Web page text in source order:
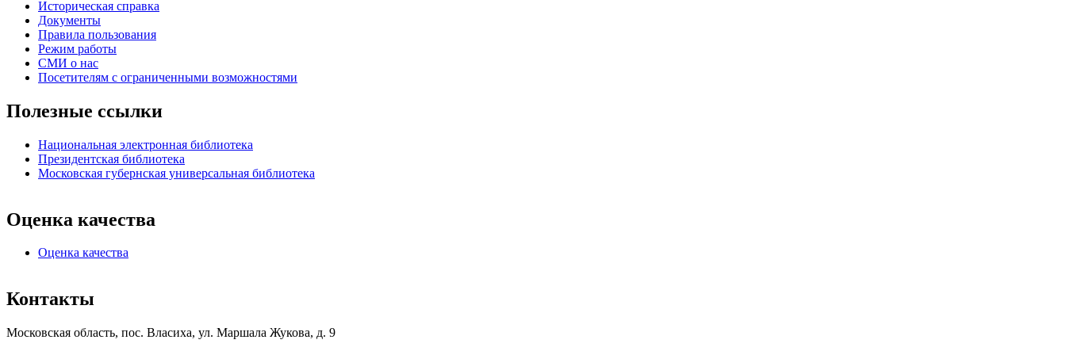
Историческая справка
Документы
Правила пользования
Режим работы
СМИ о нас
Посетителям с ограниченными возможностями
Полезные ссылки
Национальная электронная библиотека
Президентская библиотека
Московская губернская универсальная библиотека
Оценка качества
Оценка качества
Контакты
Московская область, пос. Власиха, ул. Маршала Жукова, д. 9